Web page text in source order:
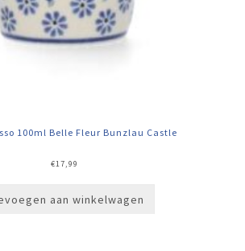
100ml Belle Fleur Bunzlau Castle
€17,99
aan winkelwagen